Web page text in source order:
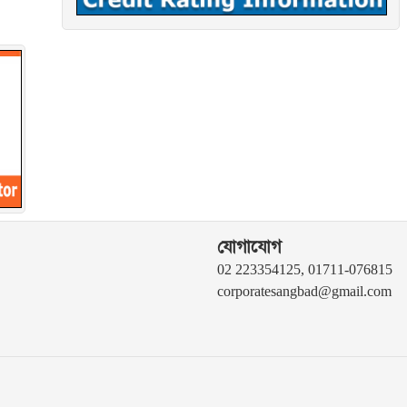
যোগাযোগ
02 223354125, 01711-076815
corporatesangbad@gmail.com